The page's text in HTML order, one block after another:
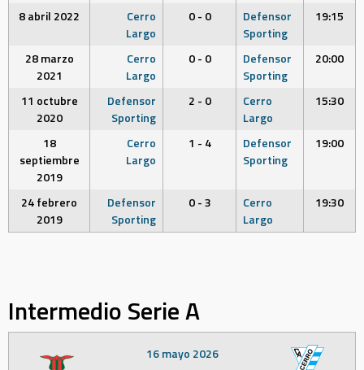
8 abril 2022
Cerro
Largo
0 - 0
Defensor
Sporting
19:15
28 marzo
2021
Cerro
Largo
0 - 0
Defensor
Sporting
20:00
11 octubre
2020
Defensor
Sporting
2 - 0
Cerro
Largo
15:30
18
septiembre
2019
Cerro
Largo
1 - 4
Defensor
Sporting
19:00
24 febrero
2019
Defensor
Sporting
0 - 3
Cerro
Largo
19:30
Intermedio Serie A
16 mayo 2026